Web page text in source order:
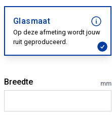
Glasmaat
Op deze afmeting wordt jouw
ruit geproduceerd.
Breedte mm